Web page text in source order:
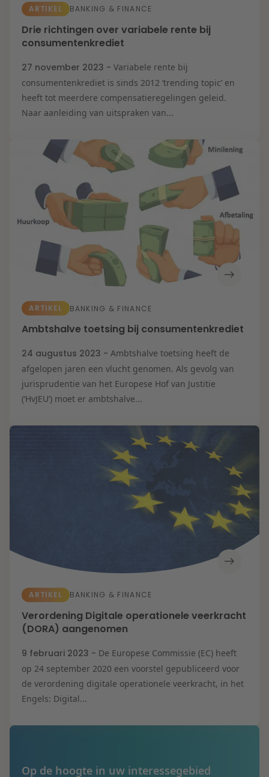
ARTIKEL BANKING & FINANCE
Drie richtingen over variabele rente bij
consumentenkrediet
27 november 2023 - Variabele rente bij
consumentenkrediet is sinds 2012 ‘trending topic’ en
heeft tot meerdere compensatieregelingen geleid.
Naar aanleiding van uitspraken van...
ARTIKEL BANKING & FINANCE
Ambtshalve toetsing bij consumentenkrediet
24 augustus 2023 - Ambtshalve toetsing heeft de
afgelopen jaren een vlucht genomen. Als gevolg van
jurisprudentie van het Europese Hof van Justitie
(‘HvJEU’) moet er ambtshalve...
ARTIKEL BANKING & FINANCE
Verordening Digitale operationele veerkracht
(DORA) aangenomen
9 februari 2023 - De Europese Commissie (EC) heeft
op 24 september 2020 een voorstel gepubliceerd voor
de verordening digitale operationele veerkracht, in het
Engels: Digital...
Op de hoogte in uw interessegebied